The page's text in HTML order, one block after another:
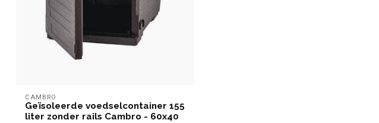
CAMBRO
Geïsoleerde voedselcontainer 155
liter zonder rails Cambro - 60x40